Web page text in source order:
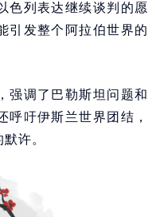
色列表达继续谈判的愿
引发整个阿拉伯世界的
强调了巴勒斯坦问题和
呼吁伊斯兰世界团结，
许。